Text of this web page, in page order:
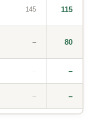
145 115
– 80
– –
– –